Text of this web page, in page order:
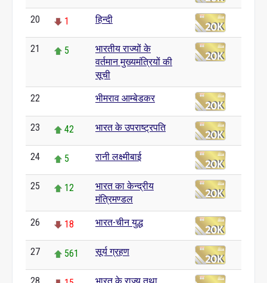
20 1 हिन्दी
21 5
भारतीय राज्यों के
वर्तमान मुख्यमंत्रियों की
सूची
22 भीमराव आम्बेडकर
23 42 भारत के उपराष्ट्रपति
24 5 रानी लक्ष्मीबाई
25 12
भारत का केन्द्रीय
मंत्रिमण्डल
26 18 भारत-चीन युद्ध
27 561 सूर्य ग्रहण